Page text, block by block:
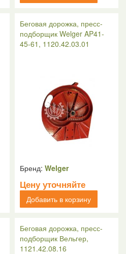
Беговая дорожка, пресс-
подборщик Welger AP41-
45-61, 1120.42.03.01
Бренд: Welger
Цену уточняйте
Добавить в корзину
Беговая дорожка, пресс-
подборщик Вельгер,
1121.42.08.16